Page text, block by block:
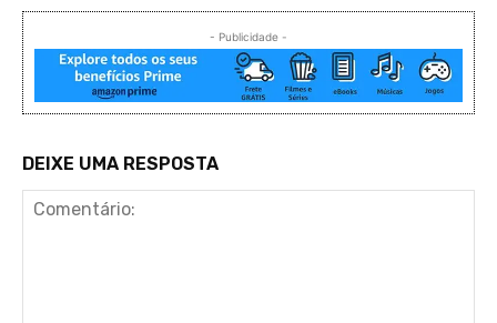
- Publicidade -
DEIXE UMA RESPOSTA